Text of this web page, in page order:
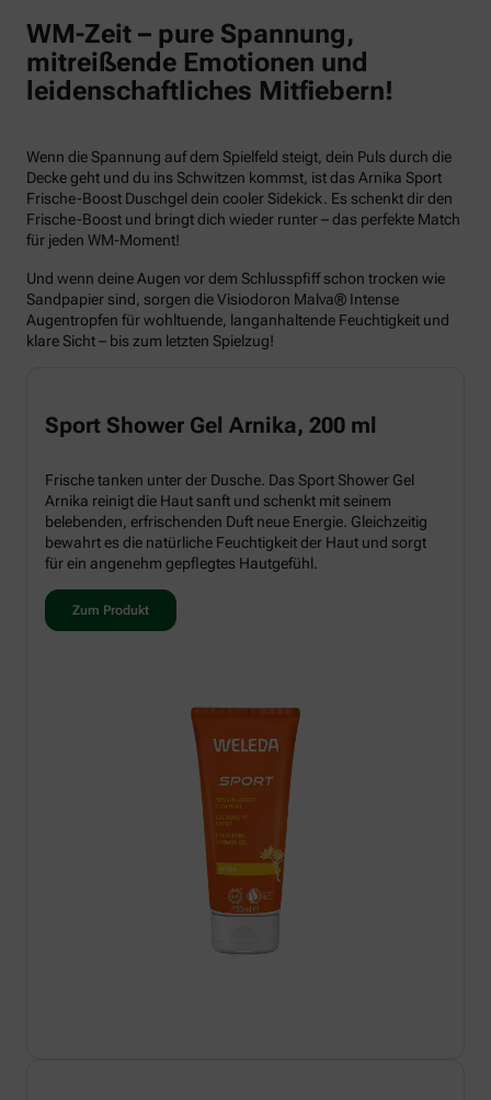
WM-Zeit – pure Spannung,
mitreißende Emotionen und
leidenschaftliches Mitfiebern!
Wenn die Spannung auf dem Spielfeld steigt, dein Puls durch die
Decke geht und du ins Schwitzen kommst, ist das Arnika Sport
Frische-Boost Duschgel dein cooler Sidekick. Es schenkt dir den
Frische-Boost und bringt dich wieder runter – das perfekte Match
für jeden WM-Moment!
Und wenn deine Augen vor dem Schlusspfiff schon trocken wie
Sandpapier sind, sorgen die Visiodoron Malva® Intense
Augentropfen für wohltuende, langanhaltende Feuchtigkeit und
klare Sicht – bis zum letzten Spielzug!
Sport Shower Gel Arnika, 200 ml
Frische tanken unter der Dusche. Das Sport Shower Gel
Arnika reinigt die Haut sanft und schenkt mit seinem
belebenden, erfrischenden Duft neue Energie. Gleichzeitig
bewahrt es die natürliche Feuchtigkeit der Haut und sorgt
für ein angenehm gepflegtes Hautgefühl.
Zum Produkt